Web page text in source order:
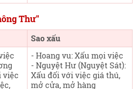
Thư"
Sao xấu
việc
- Hoang vu: Xấu mọi việc
- Nguyệt Hư (Nguyệt Sát):
Xấu đối với việc giá thú,
mở cửa, mở hàng